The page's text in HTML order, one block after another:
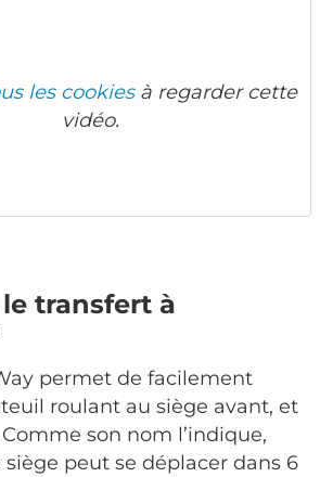
les cookiesà regarder cette
vidéo.
transfert à
permet de facilement
roulant au siège avant, et
son nom l’indique,
siège peut se déplacer dans 6